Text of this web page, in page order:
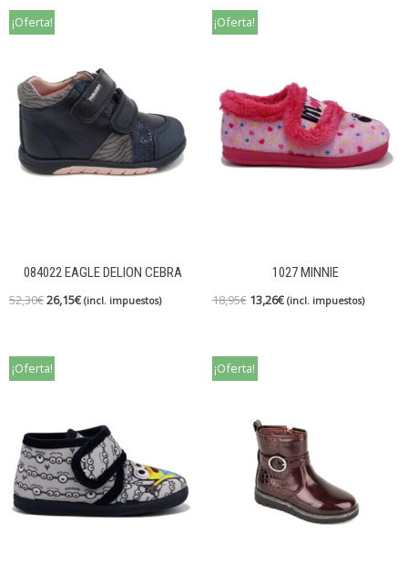
¡Oferta!
084022 EAGLE DELION CEBRA
52,30€26,15€ (incl. impuestos)
¡Oferta!
1027 MINNIE
18,95€ 13,26€ (incl. impuestos)
¡Oferta! ¡Oferta!